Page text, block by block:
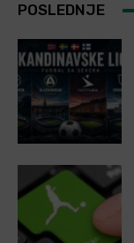
POSLEDNJE